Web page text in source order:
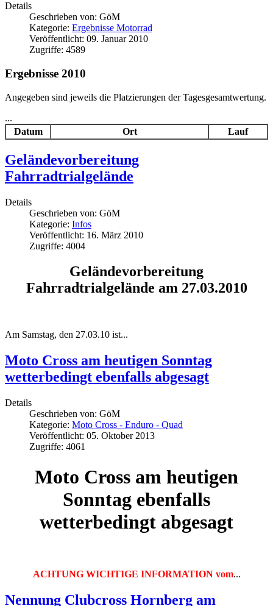
Details
Geschrieben von: GöM
Kategorie: Ergebnisse Motorrad
Veröffentlicht: 09. Januar 2010
Zugriffe: 4589
Ergebnisse 2010
Angegeben sind jeweils die Platzierungen der Tagesgesamtwertung.
...
Datum
Ort Lauf
Geländevorbereitung
Fahrradtrialgelände
Details
Geschrieben von: GöM
Kategorie: Infos
Veröffentlicht: 16. März 2010
Zugriffe: 4004
Geländevorbereitung
Fahrradtrialgelände am 27.03.2010
Am Samstag, den 27.03.10 ist...
Moto Cross am heutigen Sonntag
wetterbedingt ebenfalls abgesagt
Details
Geschrieben von: GöM
Kategorie: Moto Cross - Enduro - Quad
Veröffentlicht: 05. Oktober 2013
Zugriffe: 4061
Moto Cross am heutigen
Sonntag ebenfalls
wetterbedingt abgesagt
ACHTUNG WICHTIGE INFORMATION vom...
Nennung Clubcross Hornberg am